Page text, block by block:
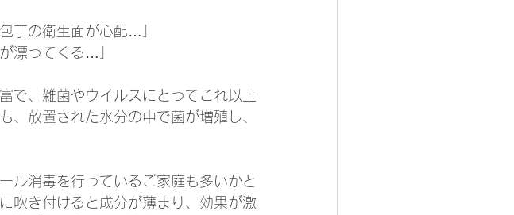
丁の衛生面が心配…」
漂ってくる…」
で、雑菌やウイルスにとってこれ以上
、放置された水分の中で菌が増殖し、
ル消毒を行っているご家庭も多いかと
吹き付けると成分が薄まり、効果が激